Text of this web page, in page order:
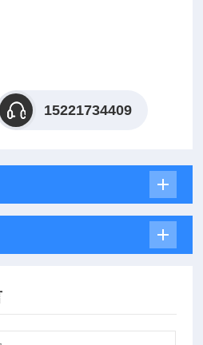
次的测试都有用的信息。
15221734409